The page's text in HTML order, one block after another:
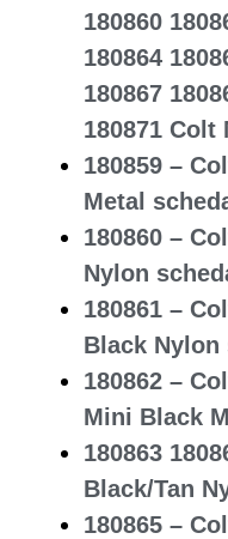
180860
180864
180867
180871 Colt
180859 –
Metal
180860 –
Nylon
180861 –
Black Nylon
180862 –
Mini Black
180863
Black/Tan
180865 –